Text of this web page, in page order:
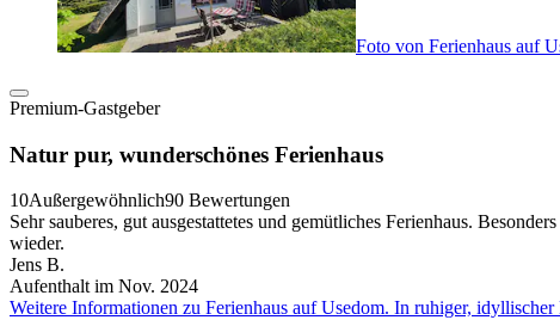
Foto von Ferienhaus auf
Premium-Gastgeber
Natur pur, wunderschönes Ferienhaus
10Außergewöhnlich90 Bewertungen
Sehr sauberes, gut ausgestattetes und gemütliches Ferienhaus.
wieder.
Jens B.
Aufenthalt im Nov. 2024
Weitere Informationen zu Ferienhaus auf Usedom. In ruhiger,